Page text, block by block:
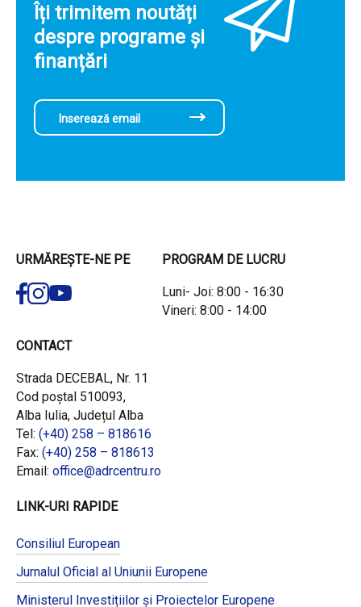
Îți trimitem noutăți
despre programe și
finanțări
URMĂREȘTE-NE PE PROGRAM DE LUCRU
Luni- Joi: 8:00 - 16:30
Vineri: 8:00 - 14:00
CONTACT
Strada DECEBAL, Nr. 11
Cod poștal 510093,
Alba Iulia, Județul Alba
Tel: (+40) 258 – 818616
Fax: (+40) 258 – 818613
Email: office@adrcentru.ro
LINK-URI RAPIDE
Consiliul European
Jurnalul Oficial al Uniunii Europene
Ministerul Investițiilor și Proiectelor Europene